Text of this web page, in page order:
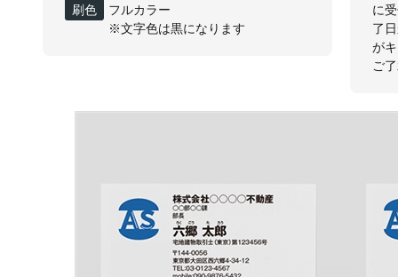
に
了
が
ご
刷色
フルカラー
※文字色は黒になります